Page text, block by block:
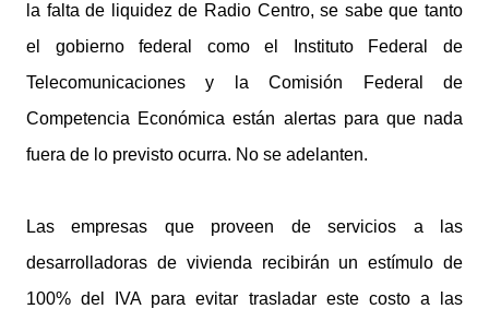
la falta de liquidez de Radio Centro, se sabe que tanto
el gobierno federal como el Instituto Federal de
Telecomunicaciones y la Comisión Federal de
Competencia Económica están alertas para que nada
fuera de lo previsto ocurra. No se adelanten.
Las empresas que proveen de servicios a las
desarrolladoras de vivienda recibirán un estímulo de
100% del IVA para evitar trasladar este costo a las